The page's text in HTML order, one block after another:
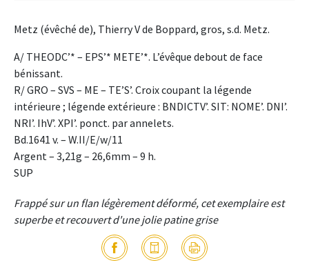
Metz (évêché de), Thierry V de Boppard, gros, s.d. Metz.
A/ THEODC’* – EPS’* METE’*. L’évêque debout de face
bénissant.
R/ GRO – SVS – ME – TE’S’. Croix coupant la légende
intérieure ; légende extérieure : BNDICTV’. SIT: NOME’. DNI’.
NRI’. IhV’. XPI’. ponct. par annelets.
Bd.1641 v. – W.II/E/w/11
Argent – 3,21g – 26,6mm – 9 h.
SUP
Frappé sur un flan légèrement déformé, cet exemplaire est
superbe et recouvert d'une jolie patine grise